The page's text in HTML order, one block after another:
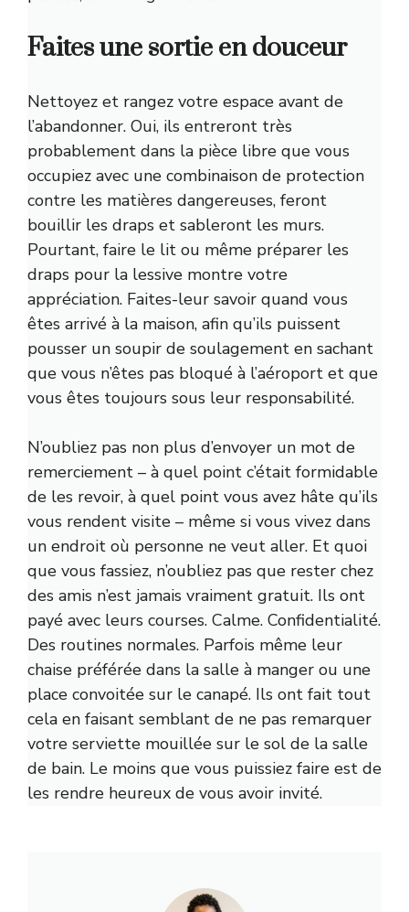
Faites une sortie en douceur
Nettoyez et rangez votre espace avant de
l’abandonner. Oui, ils entreront très
probablement dans la pièce libre que vous
occupiez avec une combinaison de protection
contre les matières dangereuses, feront
bouillir les draps et sableront les murs.
Pourtant, faire le lit ou même préparer les
draps pour la lessive montre votre
appréciation. Faites-leur savoir quand vous
êtes arrivé à la maison, afin qu’ils puissent
pousser un soupir de soulagement en sachant
que vous n’êtes pas bloqué à l’aéroport et que
vous êtes toujours sous leur responsabilité.
N’oubliez pas non plus d’envoyer un mot de
remerciement – ​​à quel point c’était formidable
de les revoir, à quel point vous avez hâte qu’ils
vous rendent visite – même si vous vivez dans
un endroit où personne ne veut aller. Et quoi
que vous fassiez, n’oubliez pas que rester chez
des amis n’est jamais vraiment gratuit. Ils ont
payé avec leurs courses. Calme. Confidentialité.
Des routines normales. Parfois même leur
chaise préférée dans la salle à manger ou une
place convoitée sur le canapé. Ils ont fait tout
cela en faisant semblant de ne pas remarquer
votre serviette mouillée sur le sol de la salle
de bain. Le moins que vous puissiez faire est de
les rendre heureux de vous avoir invité.